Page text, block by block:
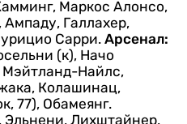
Маркос Алонсо,
Галлахер,
Сарри. Арсенал:
(к), Начо
Мэйтланд-Найлс,
Колашинац,
77), Обамеянг.
Эльнени, Лихштайнер,